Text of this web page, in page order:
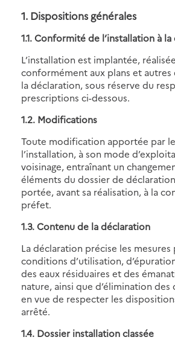
1. Dispositions générales
1.1. Conformité de l’installation à
L’installation est implantée,
conformément aux plans et
la déclaration, sous réserve du
prescriptions ci-dessous.
1.2. Modifications
Toute modification apportée par
l’installation, à son mode
voisinage, entraînant un
éléments du dossier de
portée, avant sa réalisation, à la
préfet.
1.3. Contenu de la déclaration
La déclaration précise les mesures
conditions d’utilisation,
des eaux résiduaires et des
nature, ainsi que d’élimination
en vue de respecter les
arrêté.
1.4. Dossier installation classée